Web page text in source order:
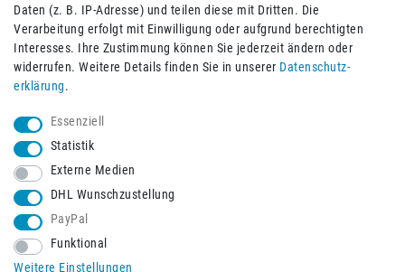
Daten (z. B. IP-Adresse) und teilen diese mit Dritten. Die
Verarbeitung erfolgt mit Einwilligung oder aufgrund berechtigten
Interesses. Ihre Zustimmung können Sie jederzeit ändern oder
widerrufen. Weitere Details finden Sie in unserer Daten­schutz­
erklärung.
Essenziell
Statistik
Externe Medien
DHL Wunschzustellung
PayPal
Funktional
Weitere Einstellungen